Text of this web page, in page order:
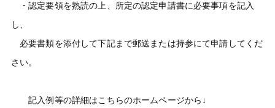
・認定要領を熟読の上、所定の認定申請書に必要事項を記入
し、
必要書類を添付して下記まで郵送または持参にて申請してくだ
さい。
記入例等の詳細はこちらのホームページから↓